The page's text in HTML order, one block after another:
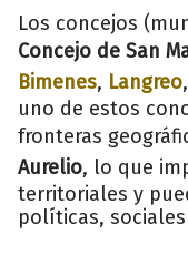
Los concejos
Concejo de San
Bimenes, Langreo,
uno de estos
fronteras
Aurelio, lo que
territoriales y
políticas,